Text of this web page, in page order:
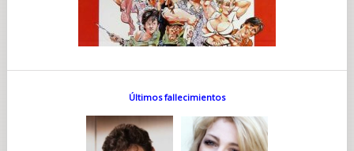
Últimos fallecimientos